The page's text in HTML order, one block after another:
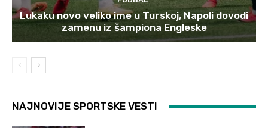
Lukaku novo veliko ime u Turskoj, Napoli dovodi
zamenu iz šampiona Engleske
NAJNOVIJE SPORTSKE VESTI